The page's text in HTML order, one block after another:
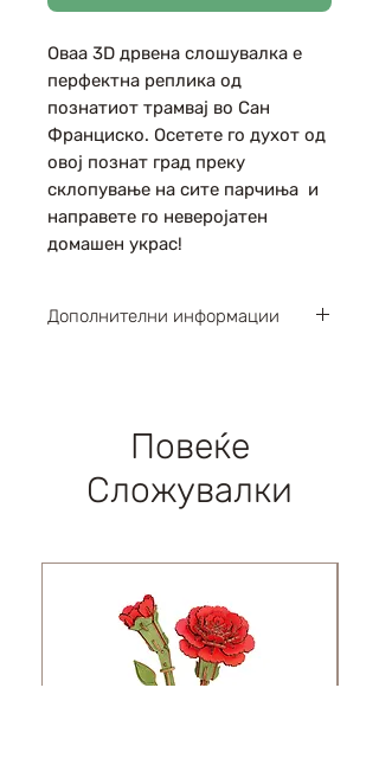
Оваа 3D дрвена слошувалка е
перфектна реплика од
познатиот трамвај во Сан
Франциско. Осетете го духот од
овој познат град преку
склопување на сите парчиња и
направете го неверојатен
домашен украс!
Дополнителни информации
Повеќе
Сложувалки